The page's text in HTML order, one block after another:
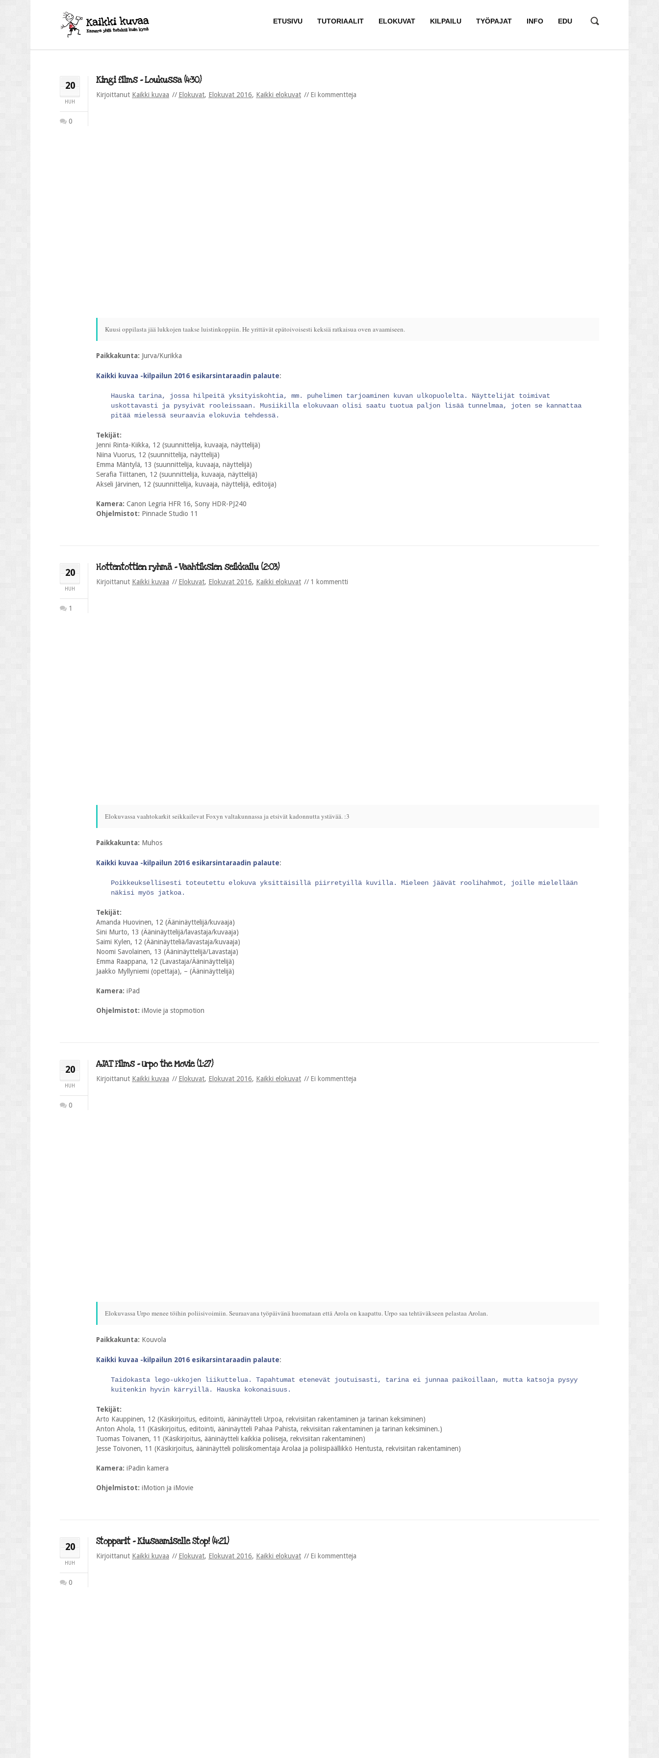
ETUSIVU TUTORIAALIT ELOKUVAT KILPAILU TYÖPAJAT INFO EDU
20
HUH
0
Kingi films – Loukussa (4:30)
Kirjoittanut Kaikki kuvaa Elokuvat, Elokuvat 2016, Kaikki elokuvat Ei kommentteja
Kuusi oppilasta jää lukkojen taakse luistinkoppiin. He yrittävät epätoivoisesti keksiä ratkaisua oven avaamiseen.
Paikkakunta: Jurva/Kurikka
Kaikki kuvaa -kilpailun 2016 esikarsintaraadin palaute:
Hauska tarina, jossa hilpeitä yksityiskohtia, mm. puhelimen tarjoaminen kuvan ulkopuolelta. Näyttelijät toimivat
uskottavasti ja pysyivät rooleissaan. Musiikilla elokuvaan olisi saatu tuotua paljon lisää tunnelmaa, joten se kannattaa
pitää mielessä seuraavia elokuvia tehdessä.
Tekijät:
Jenni Rinta-Kiikka, 12 (suunnittelija, kuvaaja, näyttelijä)
Niina Vuorus, 12 (suunnittelija, näyttelijä)
Emma Mäntylä, 13 (suunnittelija, kuvaaja, näyttelijä)
Serafia Tiittanen, 12 (suunnittelija, kuvaaja, näyttelijä)
Akseli Järvinen, 12 (suunnittelija, kuvaaja, näyttelijä, editoija)
Kamera: Canon Legria HFR 16, Sony HDR-PJ240
Ohjelmistot: Pinnacle Studio 11
20
HUH
1
Hottentottien ryhmä – Vaahtiksien seikkailu (2:03)
Kirjoittanut Kaikki kuvaa Elokuvat, Elokuvat 2016, Kaikki elokuvat 1 kommentti
Elokuvassa vaahtokarkit seikkailevat Foxyn valtakunnassa ja etsivät kadonnutta ystävää. :3
Paikkakunta: Muhos
Kaikki kuvaa -kilpailun 2016 esikarsintaraadin palaute:
Poikkeuksellisesti toteutettu elokuva yksittäisillä piirretyillä kuvilla. Mieleen jäävät roolihahmot, joille mielellään
näkisi myös jatkoa.
Tekijät:
Amanda Huovinen, 12 (Ääninäyttelijä/kuvaaja)
Sini Murto, 13 (Ääninäyttelijä/lavastaja/kuvaaja)
Saimi Kylen, 12 (Ääninäytteliä/lavastaja/kuvaaja)
Noomi Savolainen, 13 (Ääninäyttelijä/Lavastaja)
Emma Raappana, 12 (Lavastaja/Ääninäyttelijä)
Jaakko Myllyniemi (opettaja), – (Ääninäyttelijä)
Kamera: iPad
Ohjelmistot: iMovie ja stopmotion
20
HUH
0
AJAT Films – Urpo the Movie (1:27)
Kirjoittanut Kaikki kuvaa Elokuvat, Elokuvat 2016, Kaikki elokuvat Ei kommentteja
Elokuvassa Urpo menee töihin poliisivoimiin. Seuraavana työpäivänä huomataan että Arola on kaapattu. Urpo saa tehtäväkseen pelastaa Arolan.
Paikkakunta: Kouvola
Kaikki kuvaa -kilpailun 2016 esikarsintaraadin palaute:
Taidokasta lego-ukkojen liikuttelua. Tapahtumat etenevät joutuisasti, tarina ei junnaa paikoillaan, mutta katsoja pysyy
kuitenkin hyvin kärryillä. Hauska kokonaisuus.
Tekijät:
Arto Kauppinen, 12 (Käsikirjoitus, editointi, ääninäytteli Urpoa, rekvisiitan rakentaminen ja tarinan keksiminen)
Anton Ahola, 11 (Käsikirjoitus, editointi, ääninäytteli Pahaa Pahista, rekvisiitan rakentaminen ja tarinan keksiminen.)
Tuomas Toivanen, 11 (Käsikirjoitus, ääninäytteli kaikkia poliiseja, rekvisiitan rakentaminen)
Jesse Toivonen, 11 (Käsikirjoitus, ääninäytteli poliisikomentaja Arolaa ja poliisipäällikkö Hentusta, rekvisiitan rakentaminen)
Kamera: iPadin kamera
Ohjelmistot: iMotion ja iMovie
20
HUH
0
Stopparit – Kiusaamiselle Stop! (4:21)
Kirjoittanut Kaikki kuvaa Elokuvat, Elokuvat 2016, Kaikki elokuvat Ei kommentteja